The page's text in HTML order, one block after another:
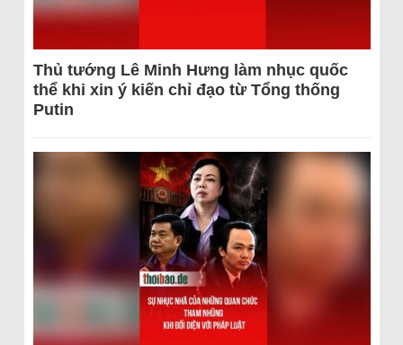
Thủ tướng Lê Minh Hưng làm nhục quốc
thể khi xin ý kiến chỉ đạo từ Tổng thống
Putin